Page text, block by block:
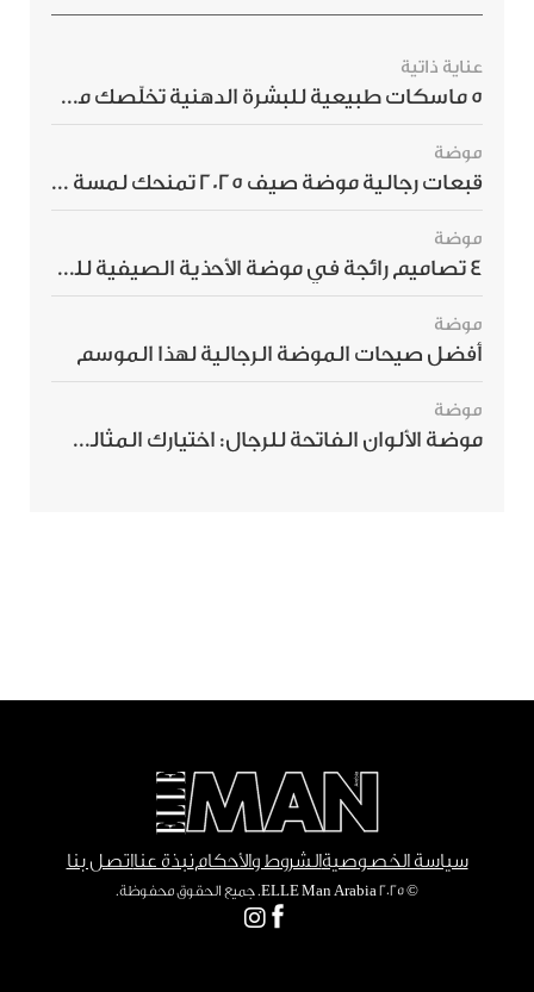
عناية ذاتية
5 ماسكات طبيعية للبشرة الدهنية تخلّصك من الحبوب بسرعة
موضة
قبعات رجالية موضة صيف 2025 تمنحك لمسة أناقة استثنائية
موضة
4 تصاميم رائجة في موضة الأحذية الصيفية للرجال هذا الموسم
موضة
أفضل صيحات الموضة الرجالية لهذا الموسم
موضة
موضة الألوان الفاتحة للرجال: اختيارك المثالي لإطلالة صيفية مبهرة
سياسة الخصوصيةالشروط والأحكامنبذة عنااتصل بنا
© ٢٠٢٥ ELLE Man Arabia. جميع الحقوق محفوظة.